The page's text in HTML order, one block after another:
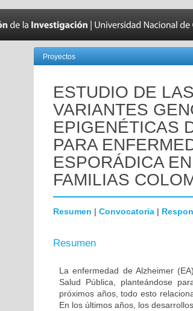
Proyectos
ESTUDIO DE
VARIANTES
EPIGENÉTICAS
PARA
ESPORÁDICA
FAMILIAS
Resumen | Convocatoria |
Resumen
La enfermedad de Alzheimer
Salud Pública, planteándose
próximos años, todo esto
En los últimos años, los